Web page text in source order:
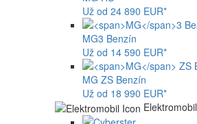
Už od 24 890 EUR*
MG3 Benzín
Už od 14 590 EUR*
MG ZS Benzín
Už od 18 990 EUR*
Elektromobil